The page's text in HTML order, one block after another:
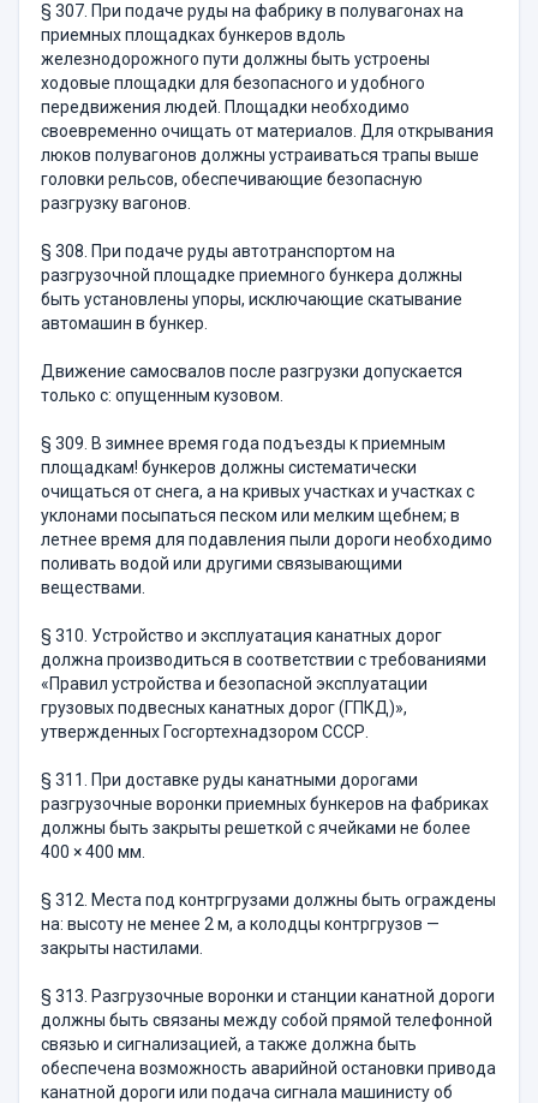
§ 307. При подаче руды на фабрику в полувагонах на
прием­ных площадках бункеров вдоль
железнодорожного пути должны быть устроены
ходовые площадки для безопасного и удобного
передвижения людей. Площадки необходимо
своевременно очищать от материалов. Для открывания
люков полувагонов должны устра­иваться трапы выше
головки рельсов, обеспечивающие безопас­ную
разгрузку вагонов.
§ 308. При подаче руды автотранспортом на
разгрузочной пло­щадке приемного бункера должны
быть установлены упоры, исклю­чающие скатывание
автомашин в бункер.
Движение самосвалов после разгрузки допускается
только с: опущенным кузовом.
§ 309. В зимнее время года подъезды к приемным
площадкам! бункеров должны систематически
очищаться от снега, а на кривых участках и участках с
уклонами посыпаться песком или мелким щебнем; в
летнее время для подавления пыли дороги необходимо
поливать водой или другими связывающими
веществами.
§ 310. Устройство и эксплуатация канатных дорог
должна производиться в соответствии с требованиями
«Правил устройства и безопасной эксплуатации
грузовых подвесных канатных дорог (ГПКД)»,
утвержденных Госгортехнадзором СССР.
§ 311. При доставке руды канатными дорогами
разгрузочные воронки приемных бункеров на фабриках
должны быть закрыты решеткой с ячейками не более
400 × 400 мм.
§ 312. Места под контргрузами должны быть ограждены
на: высоту не менее 2 м, а колодцы контргрузов —
закрыты настилами.
§ 313. Разгрузочные воронки и станции канатной дороги
долж­ны быть связаны между собой прямой телефонной
связью и сигна­лизацией, а также должна быть
обеспечена возможность аварийной остановки привода
канатной дороги или подача сигнала машинисту об